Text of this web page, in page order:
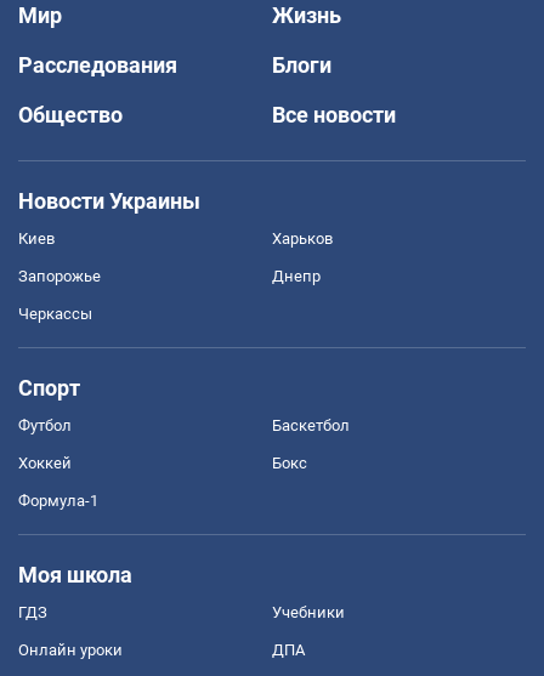
Мир
Жизнь
Расследования
Блоги
Общество
Все новости
Новости Украины
Киев Харьков
Запорожье Днепр
Черкассы
Спорт
Футбол Баскетбол
Хоккей Бокс
Формула-1
Моя школа
ГДЗ Учебники
Онлайн уроки ДПА